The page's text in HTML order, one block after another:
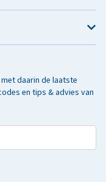
daarin de laatste
en tips & advies van